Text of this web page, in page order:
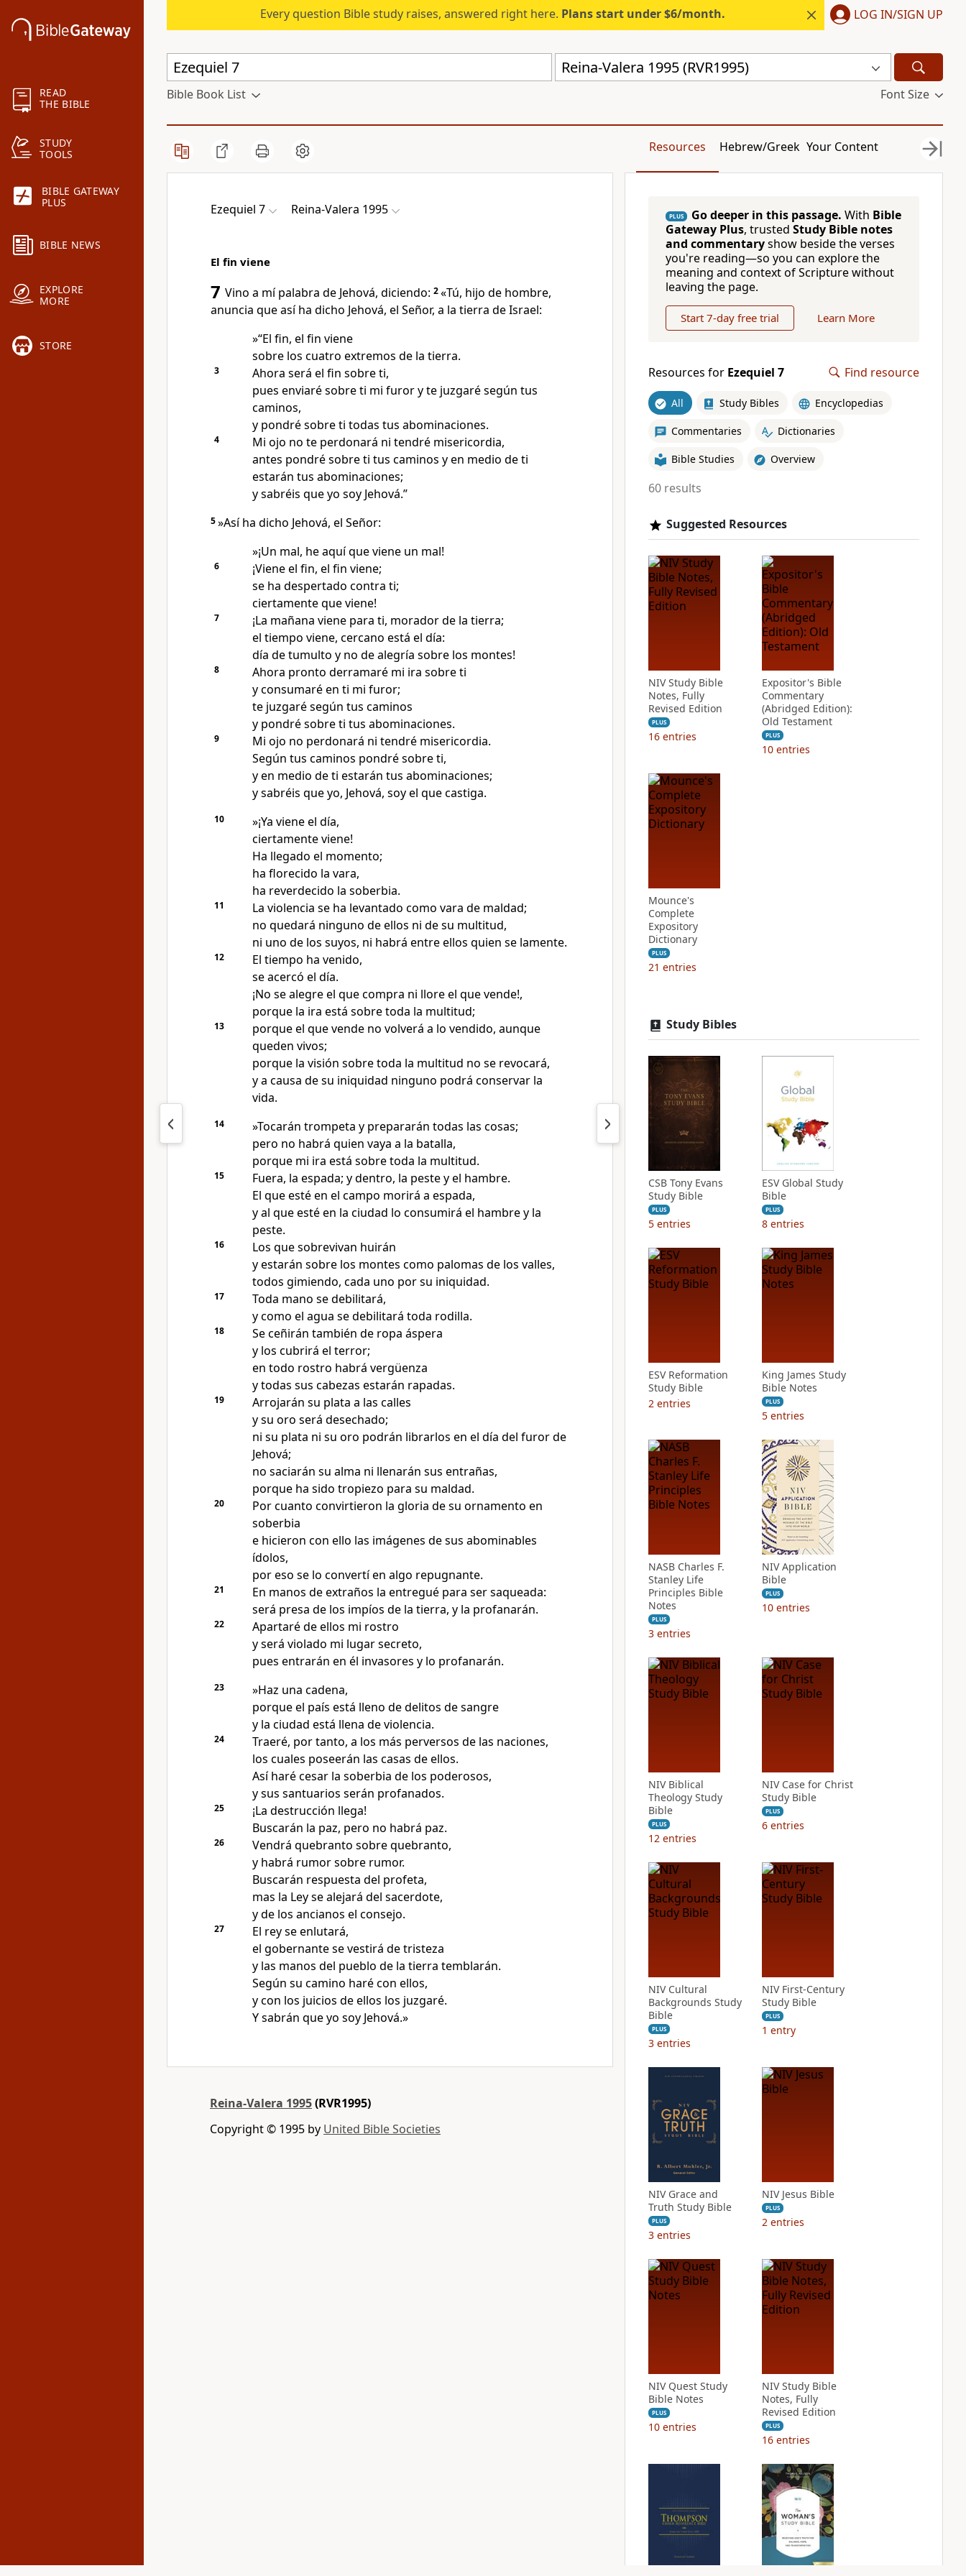
READ
THE BIBLE
STUDY
TOOLS
BIBLE GATEWAY
PLUS
BIBLE NEWS
EXPLORE
MORE
STORE
Every question Bible study raises, answered right here. Plans start under $6/month. LOG IN/SIGN UP
Reina-Valera 1995 (RVR1995)
Bible Book List Font Size
Resources Hebrew/Greek Your Content
Ezequiel 7 Reina-Valera 1995
El fin viene
7 Vino a mí palabra de Jehová, diciendo: 2«Tú, hijo de hombre,
anuncia que así ha dicho Jehová, el Señor, a la tierra de Israel:
»“El fin, el fin viene
sobre los cuatro extremos de la tierra.
3
Ahora será el fin sobre ti,
pues enviaré sobre ti mi furor y te juzgaré según tus
caminos,
y pondré sobre ti todas tus abominaciones.
4
Mi ojo no te perdonará ni tendré misericordia,
antes pondré sobre ti tus caminos y en medio de ti
estarán tus abominaciones;
y sabréis que yo soy Jehová.”
5»Así ha dicho Jehová, el Señor:
»¡Un mal, he aquí que viene un mal!
6
¡Viene el fin, el fin viene;
se ha despertado contra ti;
ciertamente que viene!
7
¡La mañana viene para ti, morador de la tierra;
el tiempo viene, cercano está el día:
día de tumulto y no de alegría sobre los montes!
8
Ahora pronto derramaré mi ira sobre ti
y consumaré en ti mi furor;
te juzgaré según tus caminos
y pondré sobre ti tus abominaciones.
9
Mi ojo no perdonará ni tendré misericordia.
Según tus caminos pondré sobre ti,
y en medio de ti estarán tus abominaciones;
y sabréis que yo, Jehová, soy el que castiga.
10
»¡Ya viene el día,
ciertamente viene!
Ha llegado el momento;
ha florecido la vara,
ha reverdecido la soberbia.
11
La violencia se ha levantado como vara de maldad;
no quedará ninguno de ellos ni de su multitud,
ni uno de los suyos, ni habrá entre ellos quien se lamente.
12
El tiempo ha venido,
se acercó el día.
¡No se alegre el que compra ni llore el que vende!,
porque la ira está sobre toda la multitud;
13
porque el que vende no volverá a lo vendido, aunque
queden vivos;
porque la visión sobre toda la multitud no se revocará,
y a causa de su iniquidad ninguno podrá conservar la
vida.
14
»Tocarán trompeta y prepararán todas las cosas;
pero no habrá quien vaya a la batalla,
porque mi ira está sobre toda la multitud.
15
Fuera, la espada; y dentro, la peste y el hambre.
El que esté en el campo morirá a espada,
y al que esté en la ciudad lo consumirá el hambre y la
peste.
16
Los que sobrevivan huirán
y estarán sobre los montes como palomas de los valles,
todos gimiendo, cada uno por su iniquidad.
17
Toda mano se debilitará,
y como el agua se debilitará toda rodilla.
18
Se ceñirán también de ropa áspera
y los cubrirá el terror;
en todo rostro habrá vergüenza
y todas sus cabezas estarán rapadas.
19
Arrojarán su plata a las calles
y su oro será desechado;
ni su plata ni su oro podrán librarlos en el día del furor de
Jehová;
no saciarán su alma ni llenarán sus entrañas,
porque ha sido tropiezo para su maldad.
20
Por cuanto convirtieron la gloria de su ornamento en
soberbia
e hicieron con ello las imágenes de sus abominables
ídolos,
por eso se lo convertí en algo repugnante.
21
En manos de extraños la entregué para ser saqueada:
será presa de los impíos de la tierra, y la profanarán.
22
Apartaré de ellos mi rostro
y será violado mi lugar secreto,
pues entrarán en él invasores y lo profanarán.
23
»Haz una cadena,
porque el país está lleno de delitos de sangre
y la ciudad está llena de violencia.
24
Traeré, por tanto, a los más perversos de las naciones,
los cuales poseerán las casas de ellos.
Así haré cesar la soberbia de los poderosos,
y sus santuarios serán profanados.
25
¡La destrucción llega!
Buscarán la paz, pero no habrá paz.
26
Vendrá quebranto sobre quebranto,
y habrá rumor sobre rumor.
Buscarán respuesta del profeta,
mas la Ley se alejará del sacerdote,
y de los ancianos el consejo.
27
El rey se enlutará,
el gobernante se vestirá de tristeza
y las manos del pueblo de la tierra temblarán.
Según su camino haré con ellos,
y con los juicios de ellos los juzgaré.
Y sabrán que yo soy Jehová.»
Reina-Valera 1995(RVR1995)
Copyright © 1995 by United Bible Societies
PLUS Go deeper in this passage. With Bible
Gateway Plus, trusted Study Bible notes
and commentaryshow beside the verses
you're reading—so you can explore the
meaning and context of Scripture without
leaving the page.
Start 7-day free trial Learn More
Resources for Ezequiel 7 Find resource
All Study Bibles Encyclopedias
Commentaries Dictionaries
Bible Studies Overview
60 results
Suggested Resources
NIV Study Bible
Notes, Fully
Revised Edition
PLUS
16 entries
Expositor's Bible
Commentary
(Abridged Edition):
Old Testament
PLUS
10 entries
Mounce's
Complete
Expository
Dictionary
PLUS
21 entries
Study Bibles
CSB Tony Evans
Study Bible
PLUS
5 entries
ESV Global Study
Bible
PLUS
8 entries
ESV Reformation
Study Bible
2 entries
King James Study
Bible Notes
PLUS
5 entries
NASB Charles F.
Stanley Life
Principles Bible
Notes
PLUS
3 entries
NIV Application
Bible
PLUS
10 entries
NIV Biblical
Theology Study
Bible
PLUS
12 entries
NIV Case for Christ
Study Bible
PLUS
6 entries
NIV Cultural
Backgrounds Study
Bible
PLUS
3 entries
NIV First-Century
Study Bible
PLUS
1 entry
NIV Grace and
Truth Study Bible
PLUS
3 entries
NIV Jesus Bible
PLUS
2 entries
NIV Quest Study
Bible Notes
PLUS
10 entries
NIV Study Bible
Notes, Fully
Revised Edition
PLUS
16 entries